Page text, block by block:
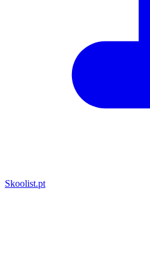
Skoolist.pt